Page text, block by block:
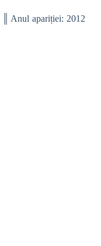
Anul apariției: 2012